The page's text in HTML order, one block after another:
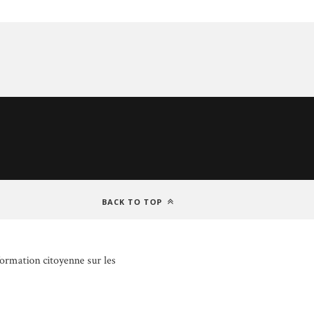
BACK TO TOP
citoyenne sur les